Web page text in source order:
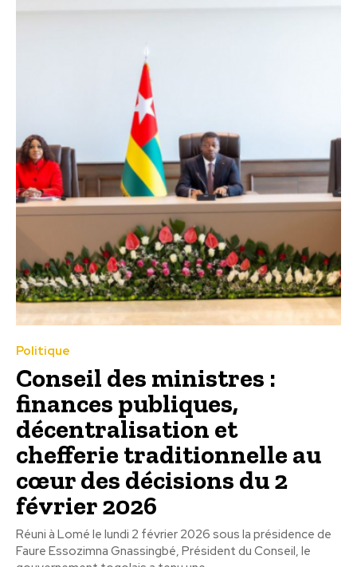
Politique
Conseil des ministres :
finances publiques,
décentralisation et
chefferie traditionnelle au
cœur des décisions du 2
février 2026
Réuni à Lomé le lundi 2 février 2026 sous la présidence de
Faure Essozimna Gnassingbé, Président du Conseil, le